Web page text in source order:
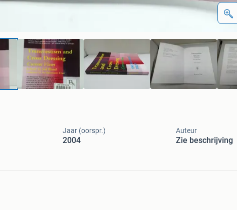
Jaar (oorspr.)
2004
Auteur
Zie beschrijving